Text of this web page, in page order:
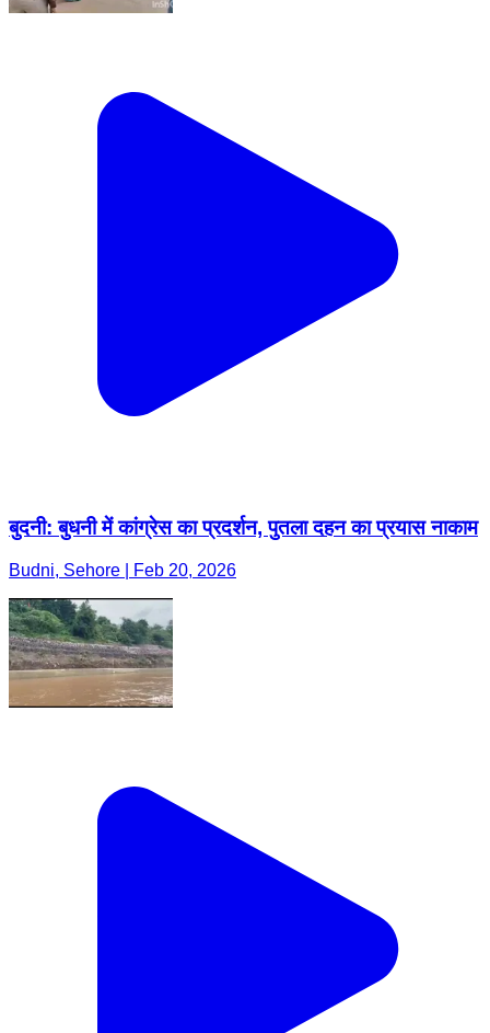
बुदनी: बुधनी में कांग्रेस का प्रदर्शन, पुतला दहन का प्रयास नाकाम
Budni, Sehore | Feb 20, 2026